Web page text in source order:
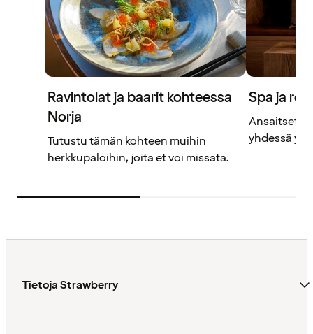
Ravintolat ja baarit kohteessa
Norja
Tutustu tämän kohteen muihin
herkkupaloihin, joita et voi missata.
Spa ja
Ansaitset
yhdessä
Tietoja Strawberry